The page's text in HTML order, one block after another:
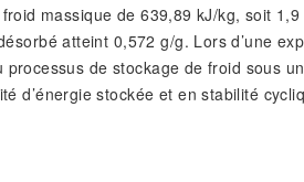
massique de 639,89 kJ/kg, soit
atteint 0,572 g/g. Lors d’une
de stockage de froid sous
d’énergie stockée et en stabilité